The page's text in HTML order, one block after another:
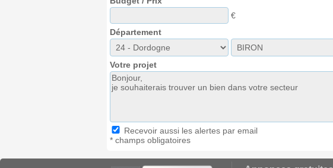
€
Département
Votre projet
Recevoir aussi les alertes par email
* champs obligatoires